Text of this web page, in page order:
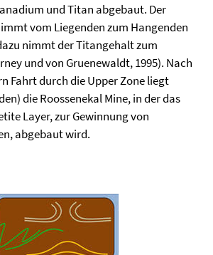
und Titan abgebaut. Der
vom Liegenden zum Hangenden
nimmt der Titangehalt zum
und von Gruenewaldt, 1995). Nach
Fahrt durch die Upper Zone liegt
die Roossenekal Mine, in der das
Layer, zur Gewinnung von
abgebaut wird.